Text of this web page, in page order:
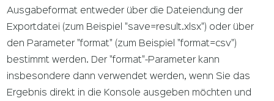
Ausgabeformat entweder über die Dateiendung der
Exportdatei (zum Beispiel "save=result.xlsx") oder über
den Parameter "format" (zum Beispiel "format=csv")
bestimmt werden. Der "format"-Parameter kann
insbesondere dann verwendet werden, wenn Sie das
Ergebnis direkt in die Konsole ausgeben möchten und